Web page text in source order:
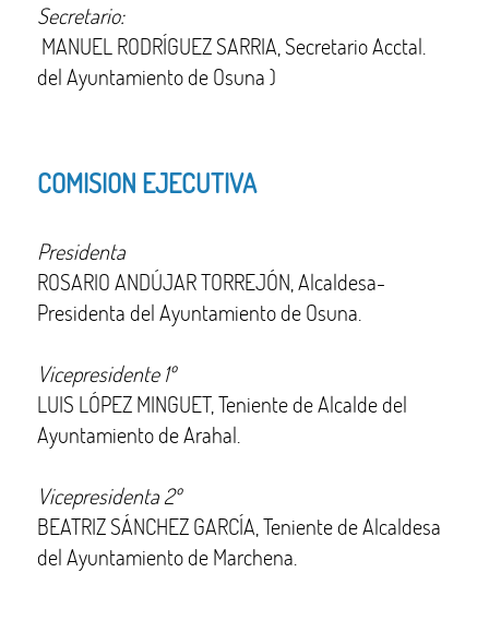
Secretario:
MANUEL RODRÍGUEZ SARRIA, Secretario Acctal.
del Ayuntamiento de Osuna )
COMISION EJECUTIVA
Presidenta
ROSARIO ANDÚJAR TORREJÓN, Alcaldesa-
Presidenta del Ayuntamiento de Osuna.
Vicepresidente 1º
LUIS LÓPEZ MINGUET, Teniente de Alcalde del
Ayuntamiento de Arahal.
Vicepresidenta 2º
BEATRIZ SÁNCHEZ GARCÍA, Teniente de Alcaldesa
del Ayuntamiento de Marchena.